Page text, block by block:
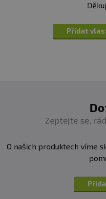
Přidat
Zeptejte se,
O našich produktech víme